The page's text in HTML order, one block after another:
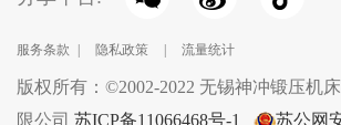
服务条款 隐私政策 流量统计
版权所有：©2002-2022 无锡神冲锻压机
限公司 苏ICP备11066468号-1 苏公网